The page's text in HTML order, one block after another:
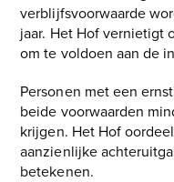
verblijfsvoorwaarde
jaar. Het Hof vernietigt
om te voldoen aan de
Personen met een
beide voorwaarden
krijgen. Het Hof
aanzienlijke
betekenen.